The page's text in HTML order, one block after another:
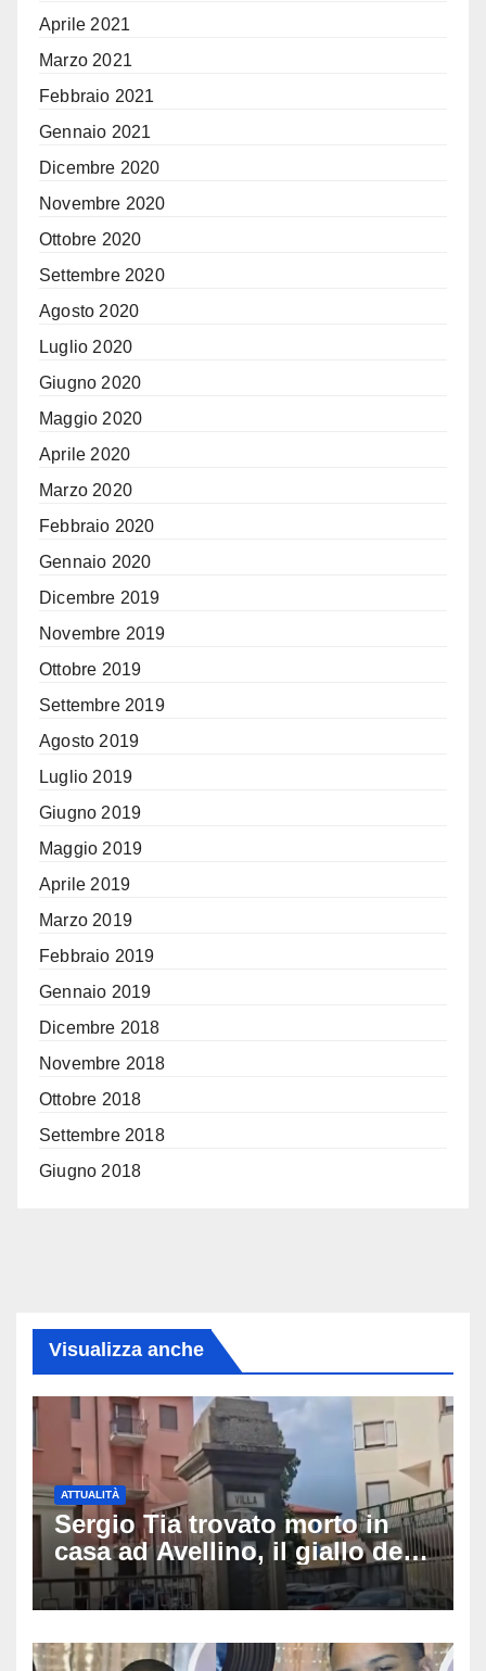
Aprile 2021
Marzo 2021
Febbraio 2021
Gennaio 2021
Dicembre 2020
Novembre 2020
Ottobre 2020
Settembre 2020
Agosto 2020
Luglio 2020
Giugno 2020
Maggio 2020
Aprile 2020
Marzo 2020
Febbraio 2020
Gennaio 2020
Dicembre 2019
Novembre 2019
Ottobre 2019
Settembre 2019
Agosto 2019
Luglio 2019
Giugno 2019
Maggio 2019
Aprile 2019
Marzo 2019
Febbraio 2019
Gennaio 2019
Dicembre 2018
Novembre 2018
Ottobre 2018
Settembre 2018
Giugno 2018
Visualizza anche
ATTUALITÀ
Sergio Tia trovato morto in
casa ad Avellino, il giallo della
porta socchiusa: disposta
l’autopsia